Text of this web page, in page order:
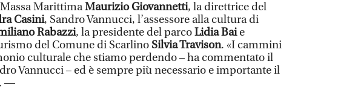
MarittimaMaurizio Giovannetti, la direttrice del
Casini, Sandro Vannucci, l’assessore alla cultura di
Rabazzi, la presidente del parcoLidia Baie
del Comune di Scarlino Silvia Travison. «I cammini
culturale che stiamo perdendo – ha commentato il
Vannucci – ed è sempre più necessario e importante il
—